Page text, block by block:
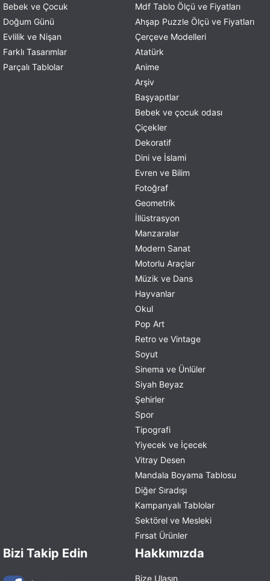
Bebek ve Çocuk
Doğum Günü
Evlilik ve Nişan
Farklı Tasarımlar
Parçalı Tablolar
Mdf Tablo Ölçü ve Fiyatları
Ahşap Puzzle Ölçü ve Fiyatları
Çerçeve Modelleri
Atatürk
Anime
Arşiv
Başyapıtlar
Bebek ve çocuk odası
Çiçekler
Dekoratif
Dini ve İslami
Evren ve Bilim
Fotoğraf
Geometrik
İllüstrasyon
Manzaralar
Modern Sanat
Motorlu Araçlar
Müzik ve Dans
Hayvanlar
Okul
Pop Art
Retro ve Vintage
Soyut
Sinema ve Ünlüler
Siyah Beyaz
Şehirler
Spor
Tipografi
Yiyecek ve İçecek
Vitray Desen
Mandala Boyama Tablosu
Diğer Sıradışı
Kampanyalı Tablolar
Sektörel ve Mesleki
Fırsat Ürünler
Bizi Takip Edin Hakkımızda
Bize Ulaşın